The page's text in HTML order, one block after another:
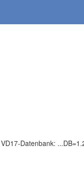
Datenbank: